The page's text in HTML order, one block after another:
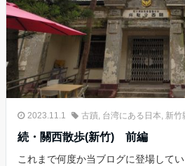
2023.11.1 古蹟, 台湾にある日本, 新竹
続・關西散歩(新竹) 前編
これまで何度か当ブログに登場して